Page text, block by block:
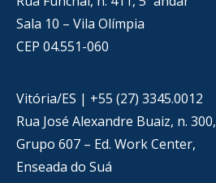
Sala 10 – Vila Olímpia
CEP 04.551-060
Vitória/ES | +55 (27) 3345.0012
Rua José Alexandre Buaiz, n. 300,
Grupo 607 – Ed. Work Center,
Enseada do Suá